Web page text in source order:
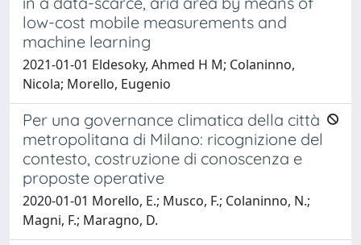
low-cost mobile measurements and
machine learning
2021-01-01 Eldesoky, Ahmed H M; Colaninno,
Nicola; Morello, Eugenio
Per una governance climatica della città
metropolitana di Milano: ricognizione del
contesto, costruzione di conoscenza e
proposte operative
2020-01-01 Morello, E.; Musco, F.; Colaninno, N.;
Magni, F.; Maragno, D.